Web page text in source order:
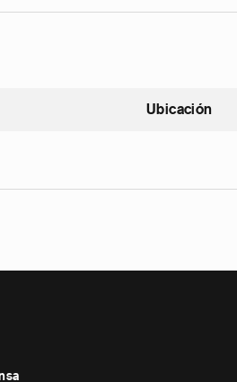
ascendente
Ubicación